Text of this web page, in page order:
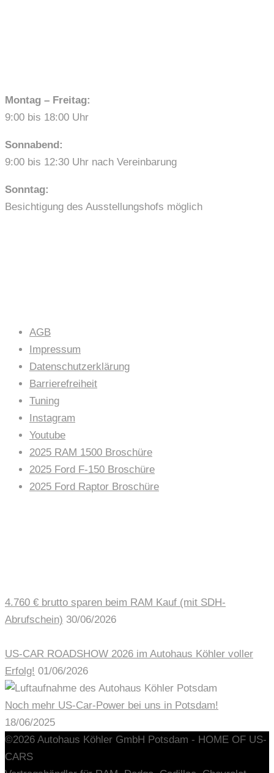
Montag – Freitag:
9:00 bis 18:00 Uhr
Sonnabend:
9:00 bis 12:30 Uhr nach Vereinbarung
Sonntag:
Besichtigung des Ausstellungshofs möglich
AGB
Impressum
Datenschutzerklärung
Barrierefreiheit
Tuning
Instagram
Youtube
2025 RAM 1500 Broschüre
2025 Ford F-150 Broschüre
2025 Ford Raptor Broschüre
4.760 € brutto sparen beim RAM Kauf (mit SDH-
Abrufschein) 30/06/2026
US-CAR ROADSHOW 2026 im Autohaus Köhler voller
Erfolg! 01/06/2026
Noch mehr US-Car-Power bei uns in Potsdam!
18/06/2025
©2026 Autohaus Köhler GmbH Potsdam - HOME OF US-
CARS